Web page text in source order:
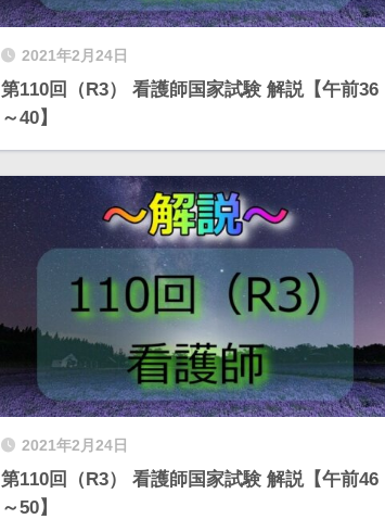
2021年2月24日
第110回（R3） 看護師国家試験 解説【午前36
～40】
2021年2月24日
第110回（R3） 看護師国家試験 解説【午前46
～50】